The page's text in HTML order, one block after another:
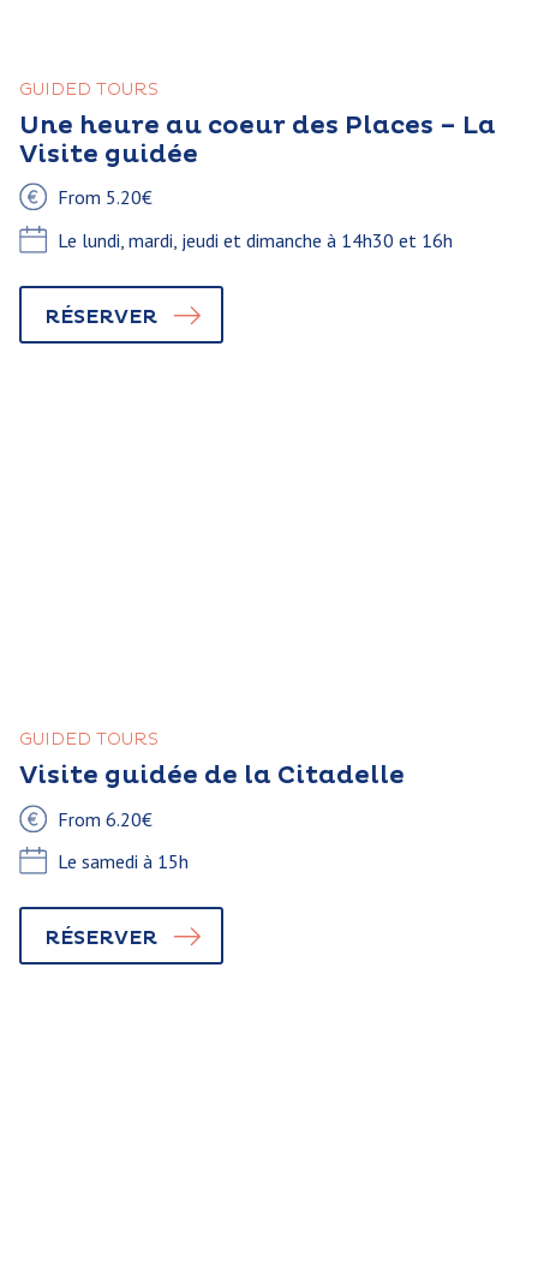
GUIDED TOURS
Une heure au coeur des Places – La
Visite guidée
From 5.20€
Le lundi, mardi, jeudi et dimanche à 14h30 et 16h
RÉSERVER
GUIDED TOURS
Visite guidée de la Citadelle
From 6.20€
Le samedi à 15h
RÉSERVER